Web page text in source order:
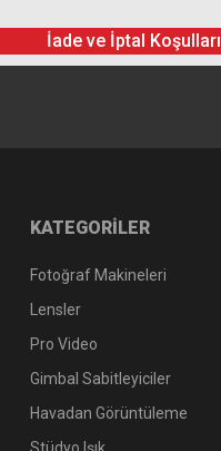
İade ve İptal Koşulları
KATEGORİLER
Fotoğraf Makineleri
Lensler
Pro Video
Gimbal Sabitleyiciler
Havadan Görüntüleme